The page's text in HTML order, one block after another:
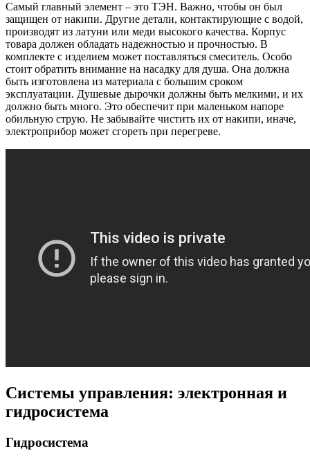
Самый главный элемент – это ТЭН. Важно, чтобы он был
защищен от накипи. Другие детали, контактирующие с водой,
производят из латуни или меди высокого качества. Корпус
товара должен обладать надежностью и прочностью. В
комплекте с изделием может поставляться смеситель. Особо
стоит обратить внимание на насадку для душа. Она должна
быть изготовлена из материала с большим сроком
эксплуатации. Душевые дырочки должны быть мелкими, и их
должно быть много. Это обеспечит при маленьком напоре
обильную струю. Не забывайте чистить их от накипи, иначе,
электроприбор может сгореть при перегреве.
Системы управления: электронная и
гидросистема
Гидросистема